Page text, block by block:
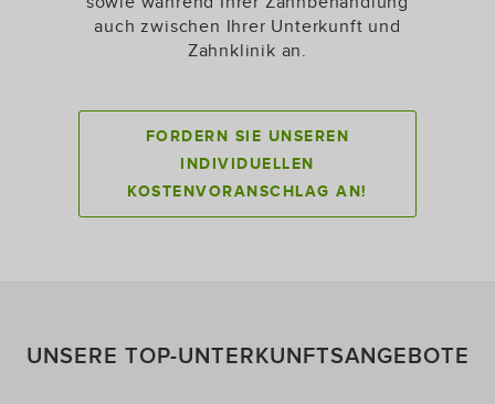
auch zwischen Ihrer Unterkunft und
Zahnklinik an.
FORDERN SIE UNSEREN
INDIVIDUELLEN
KOSTENVORANSCHLAG AN!
UNSERE TOP-UNTERKUNFTSANGEBOTE